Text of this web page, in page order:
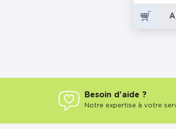
Besoin d'aide ?
Notre expertise à votre